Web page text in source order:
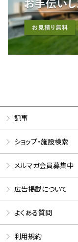
記事
ショップ・施設検索
メルマガ会員募集中
広告掲載について
よくある質問
利用規約